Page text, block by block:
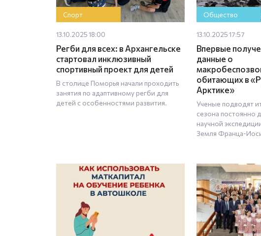
Спорт
13.10.2025 18:00
Регби для всех: в Архангельске
стартовал инклюзивный
спортивный проект для детей
В столице Поморья начали проходить
занятия по адаптивному регби для
детей с особенностями развития.
Общество
13.10.2025 17:57
Впервые
данные о
обитающих в
Арктике»
Ученые подводят
сезона постоянно
научной
Земля Франца-